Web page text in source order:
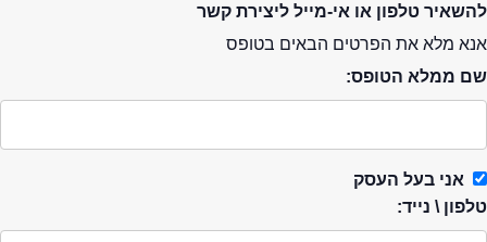
להשאיר טלפון או אי-מייל ליצירת קשר
אנא מלא את הפרטים הבאים בטופס
שם ממלא הטופס:
אני בעל העסק
טלפון \ נייד: